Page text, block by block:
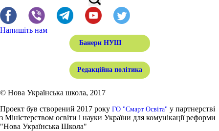
Напишіть нам
Банери НУШ
Редакційна політика
© Нова Українська школа, 2017
Проект був створений 2017 року ГО "Смарт Освіта" у партнерстві
з Міністерством освіти і науки України для комунікації реформи
"Нова Українська Школа"